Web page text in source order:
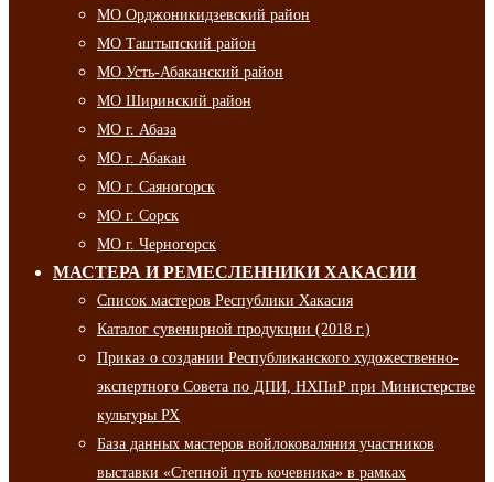
МО Орджоникидзевский район
МО Таштыпский район
МО Усть-Абаканский район
МО Ширинский район
МО г. Абаза
МО г. Абакан
МО г. Саяногорск
МО г. Сорск
МО г. Черногорск
МАСТЕРА И РЕМЕСЛЕННИКИ ХАКАСИИ
Список мастеров Республики Хакасия
Каталог сувенирной продукции (2018 г.)
Приказ о создании Республиканского художественно-
экспертного Совета по ДПИ, НХПиР при Министерстве
культуры РХ
База данных мастеров войлоковаляния участников
выставки «Степной путь кочевника» в рамках